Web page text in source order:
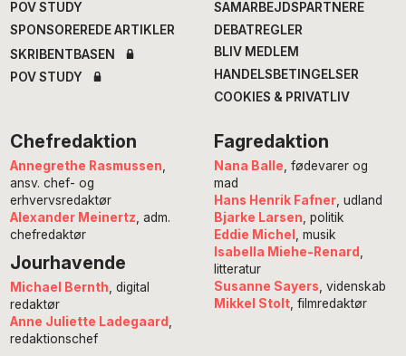
POV STUDY
SPONSOREREDE ARTIKLER
SKRIBENTBASEN
POV STUDY
SAMARBEJDSPARTNERE
DEBATREGLER
BLIV MEDLEM
HANDELSBETINGELSER
COOKIES & PRIVATLIV
Chefredaktion
Annegrethe Rasmussen
ansv. chef- og
erhvervsredaktør
Alexander Meinertz , adm.
chefredaktør
Jourhavende
Michael Bernth , digital
redaktør
Anne Juliette Ladegaard
redaktionschef
Fagredaktion
Nana Balle , fødevarer og
mad
Hans Henrik Fafner, udland
Bjarke Larsen , politik
Eddie Michel
, musik
Isabella Miehe-Renard
litteratur
Susanne Sayers , videnskab
Mikkel Stolt, filmredaktør